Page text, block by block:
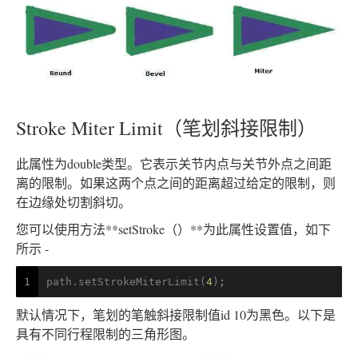
Stroke Miter Limit（笔划斜接限制）
此属性为double类型。它表示关节内点与关节外点之间距
离的限制。如果这两个点之间的距离超过给定的限制，则
在边缘处切割斜切。
您可以使用方法**setStroke（）**为此属性设置值，如下
所示 -
1 path.setStrokeMiterLimit( 4 ) ;
默认情况下，笔划的笔触斜接限制值id 10为黑色。以下是
具有不同行程限制的三角形图。